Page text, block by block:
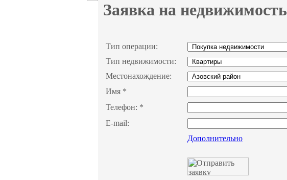
Заявка на недвижимость
Тип операции:
Тип недвижимости:
Местонахождение:
Имя *
Телефон: *
E-mail:
Дополнительно